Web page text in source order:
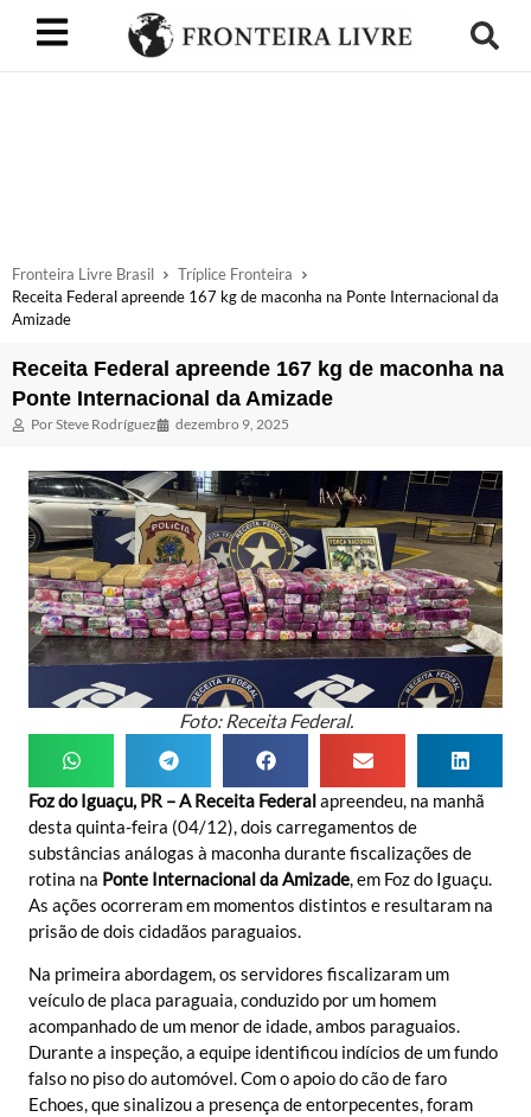
Fronteira Livre Brasil
Tríplice Fronteira
Receita Federal apreende 167 kg de maconha na Ponte Internacional da
Amizade
Receita Federal apreende 167 kg de maconha na
Ponte Internacional da Amizade
PorSteve Rodríguez dezembro 9, 2025
Foto: Receita Federal.
Foz do Iguaçu, PR – A Receita Federalapreendeu, na manhã
desta quinta-feira (04/12), dois carregamentos de
substâncias análogas à maconha durante fiscalizações de
rotina na Ponte Internacional da Amizade, em Foz do Iguaçu.
As ações ocorreram em momentos distintos e resultaram na
prisão de dois cidadãos paraguaios.
Na primeira abordagem, os servidores fiscalizaram um
veículo de placa paraguaia, conduzido por um homem
acompanhado de um menor de idade, ambos paraguaios.
Durante a inspeção, a equipe identificou indícios de um fundo
falso no piso do automóvel. Com o apoio do cão de faro
Echoes, que sinalizou a presença de entorpecentes, foram